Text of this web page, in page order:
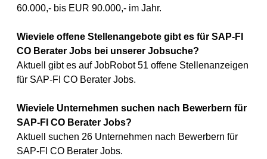
60.000,- bis EUR 90.000,- im Jahr.
Wieviele offene Stellenangebote gibt es für SAP-FI
CO Berater Jobs bei unserer Jobsuche?
Aktuell gibt es auf JobRobot 51 offene Stellenanzeigen
für SAP-FI CO Berater Jobs.
Wieviele Unternehmen suchen nach Bewerbern für
SAP-FI CO Berater Jobs?
Aktuell suchen 26 Unternehmen nach Bewerbern für
SAP-FI CO Berater Jobs.